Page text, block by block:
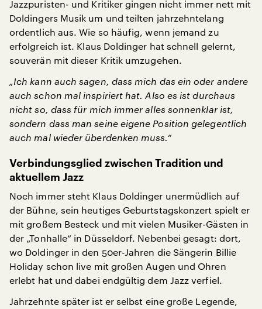
Jazzpuristen- und Kritiker gingen nicht immer nett mit
Doldingers Musik um und teilten jahrzehntelang
ordentlich aus. Wie so häufig, wenn jemand zu
erfolgreich ist. Klaus Doldinger hat schnell gelernt,
souverän mit dieser Kritik umzugehen.
„Ich kann auch sagen, dass mich das ein oder andere
auch schon mal inspiriert hat.Also es ist durchaus
nicht so, dass für mich immer alles sonnenklar ist,
sondern dass man seine eigene Position gelegentlich
auch mal wieder überdenken muss.“
Verbindungsglied zwischen Tradition und
aktuellem Jazz
Noch immer steht Klaus Doldinger unermüdlich auf
der Bühne, sein heutiges Geburtstagskonzert spielt er
mit großem Besteck und mit vielen Musiker-Gästen in
der „Tonhalle“ in Düsseldorf. Nebenbei gesagt: dort,
wo Doldinger in den 50er-Jahren die Sängerin Billie
Holiday schon live mit großen Augen und Ohren
erlebt hat und dabei endgültig dem Jazz verfiel.
Jahrzehnte später ist er selbst eine große Legende,